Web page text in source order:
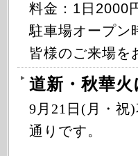
料金：1日2000
駐車場オープン
皆様のご来場を
道新・秋華火
9月21日(月・祝
通りです。